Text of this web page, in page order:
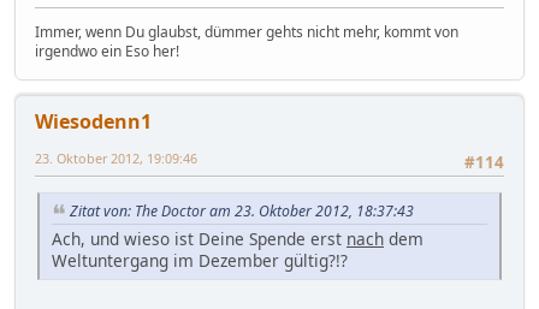
Immer, wenn Du glaubst, dümmer gehts nicht mehr, kommt von
irgendwo ein Eso her!
Wiesodenn1
#114
23. Oktober 2012, 19:09:46
Zitat von: The Doctor am 23. Oktober 2012, 18:37:43
Ach, und wieso ist Deine Spende erst nach dem
Weltuntergang im Dezember gültig?!?